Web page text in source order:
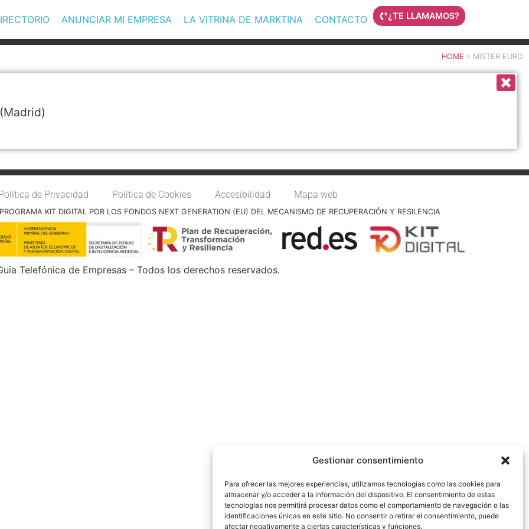
Gestionar consentimiento
Para ofrecer las mejores experiencias, utilizamos tecnologías como las cookies para
almacenar y/o acceder a la información del dispositivo. El consentimiento de estas
tecnologías nos permitirá procesar datos como el comportamiento de navegación o las
identificaciones únicas en este sitio. No consentir o retirar el consentimiento, puede
afectar negativamente a ciertas características y funciones.
ANUNCIAR MI EMPRESA LA VITRINA DE MARKTINA CONTACTO ¿TE LLAMAMOS?
HOME » MISTER EURO
de Privacidad Política de Cookies Accesibilidad Mapa web
KIT DIGITAL POR LOS FONDOS NEXT GENERATION (EU) DEL MECANISMO DE RECUPERACIÓN Y RESILENCIA
Telefónica de Empresas – Todos los derechos reservados.